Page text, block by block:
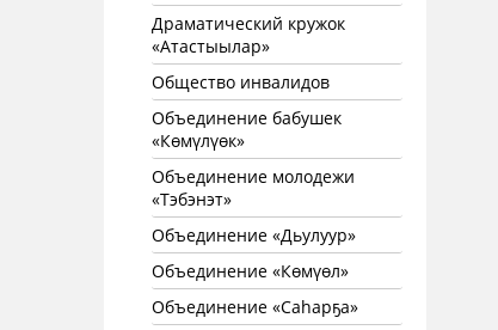
Драматический кружок
«Атастыылар»
Общество инвалидов
Объединение бабушек
«Көмүлүөк»
Объединение молодежи
«Тэбэнэт»
Объединение «Дьулуур»
Объединение «Көмүөл»
Объединение «Саhарҕа»